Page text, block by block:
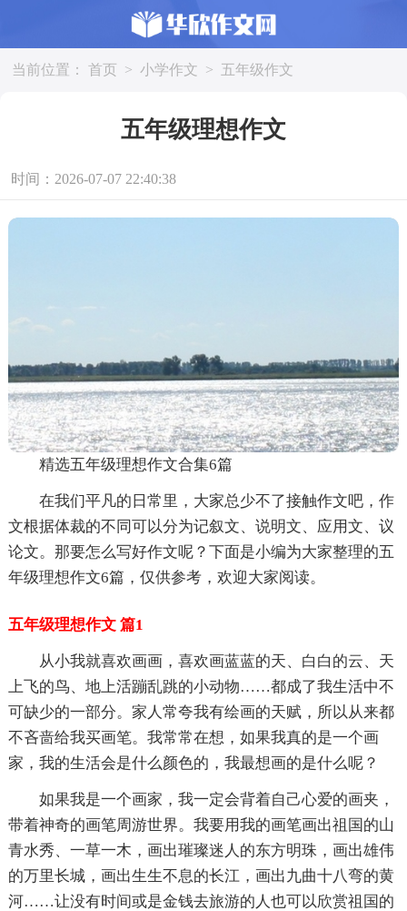
当前位置： 首页 > 小学作文 > 五年级作文
五年级理想作文
时间：2026-07-07 22:40:38
精选五年级理想作文合集6篇
在我们平凡的日常里，大家总少不了接触作文吧，作
文根据体裁的不同可以分为记叙文、说明文、应用文、议
论文。那要怎么写好作文呢？下面是小编为大家整理的五
年级理想作文6篇，仅供参考，欢迎大家阅读。
五年级理想作文 篇1
从小我就喜欢画画，喜欢画蓝蓝的天、白白的云、天
上飞的鸟、地上活蹦乱跳的小动物……都成了我生活中不
可缺少的一部分。家人常夸我有绘画的天赋，所以从来都
不吝啬给我买画笔。我常常在想，如果我真的是一个画
家，我的生活会是什么颜色的，我最想画的是什么呢？
如果我是一个画家，我一定会背着自己心爱的画夹，
带着神奇的画笔周游世界。我要用我的画笔画出祖国的山
青水秀、一草一木，画出璀璨迷人的东方明珠，画出雄伟
的万里长城，画出生生不息的长江，画出九曲十八弯的黄
河……让没有时间或是金钱去旅游的人也可以欣赏祖国的